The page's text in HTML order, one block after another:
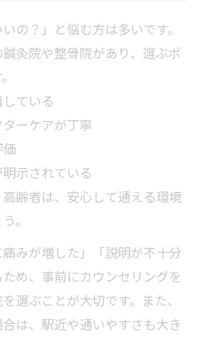
の？」と悩む方は多いです。
灸院や整骨院があり、選ぶポ
ている
ーケアが丁寧
示されている
齢者は、安心して通える環境
。
みが増した」「説明が不十分
め、事前にカウンセリングを
選ぶことが大切です。また、
は、駅近や通いやすさも大き